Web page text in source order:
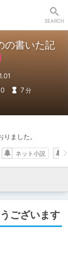
SEARCH
の書いた記
0 7 分
ました。
ネット小説
ございます